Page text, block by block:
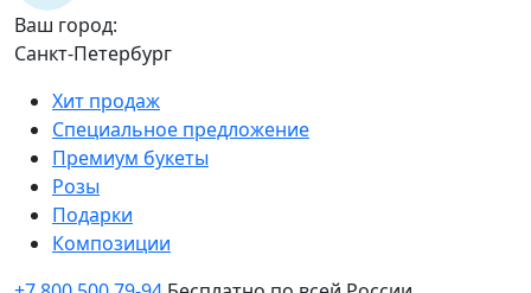
Ваш город:
Санкт-Петербург
Хит продаж
Специальное предложение
Премиум букеты
Розы
Подарки
Композиции